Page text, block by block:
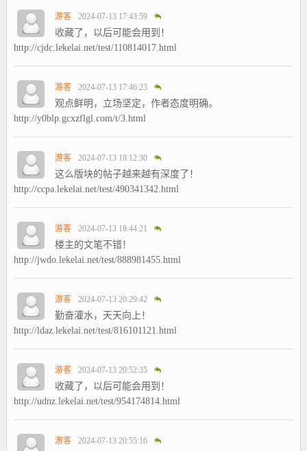
游客 2024-07-13 17:43:59
收藏了，以后可能会用到！
http://cjdc.lekelai.net/test/110814017.html
游客 2024-07-13 17:46:23
观点鲜明，立场坚定，作者态度明确。
http://y0blp.gcxzflgl.com/t/3.html
游客 2024-07-13 18:12:30
这么版块的帖子越来越有深度了！
http://ccpa.lekelai.net/test/490341342.html
游客 2024-07-13 18:44:21
楼主的文笔不错！
http://jwdo.lekelai.net/test/888981455.html
游客 2024-07-13 20:29:42
勤奋灌水，天天向上！
http://ldaz.lekelai.net/test/816101121.html
游客 2024-07-13 20:52:35
收藏了，以后可能会用到！
http://udnz.lekelai.net/test/954174814.html
游客 2024-07-13 20:55:16